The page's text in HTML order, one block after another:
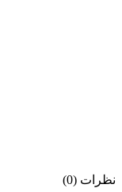
نظرات (0)